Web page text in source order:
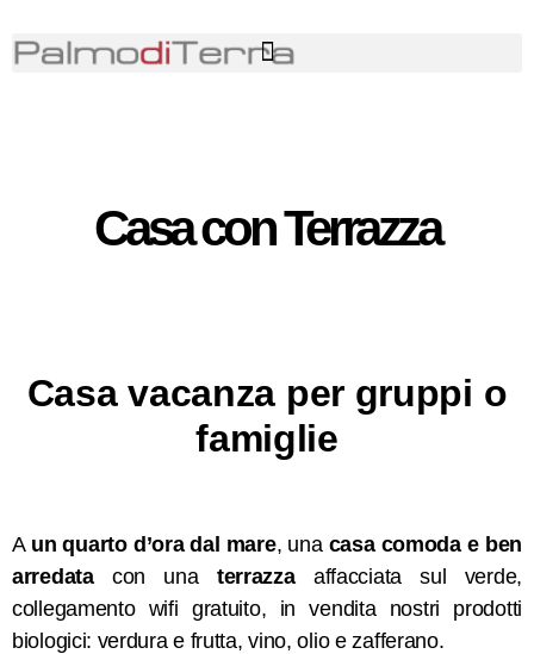
Casa con Terrazza
Casa vacanza per gruppi o
famiglie
A un quarto d’ora dal mare, una casa comoda e ben
arredatacon una terrazzaaffacciata sul verde,
collegamento wifi gratuito, in vendita nostri prodotti
biologici: verdura e frutta, vino, olio e zafferano.